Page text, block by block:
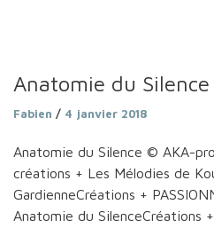
Anatomie du
Fabien / 4 janvier 2018
Anatomie du Silence © AKA-
créations + Les Mélodies de
GardienneCréations +
Anatomie du SilenceCréations